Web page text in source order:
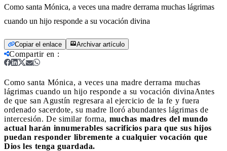
Como santa Mónica, a veces una madre derrama muchas lágrimas
cuando un hijo responde a su vocación divina
Copiar el enlace Archivar artículo
Compartir en :
Como santa Mónica, a veces una madre derrama muchas
lágrimas cuando un hijo responde a su vocación divinaAntes
de que san Agustín regresara al ejercicio de la fe y fuera
ordenado sacerdote, su madre lloró abundantes lágrimas de
intercesión. De similar forma, muchas madres del mundo
actual harán innumerables sacrificios para que sus hijos
puedan responder libremente a cualquier vocación que
Dios les tenga guardada.